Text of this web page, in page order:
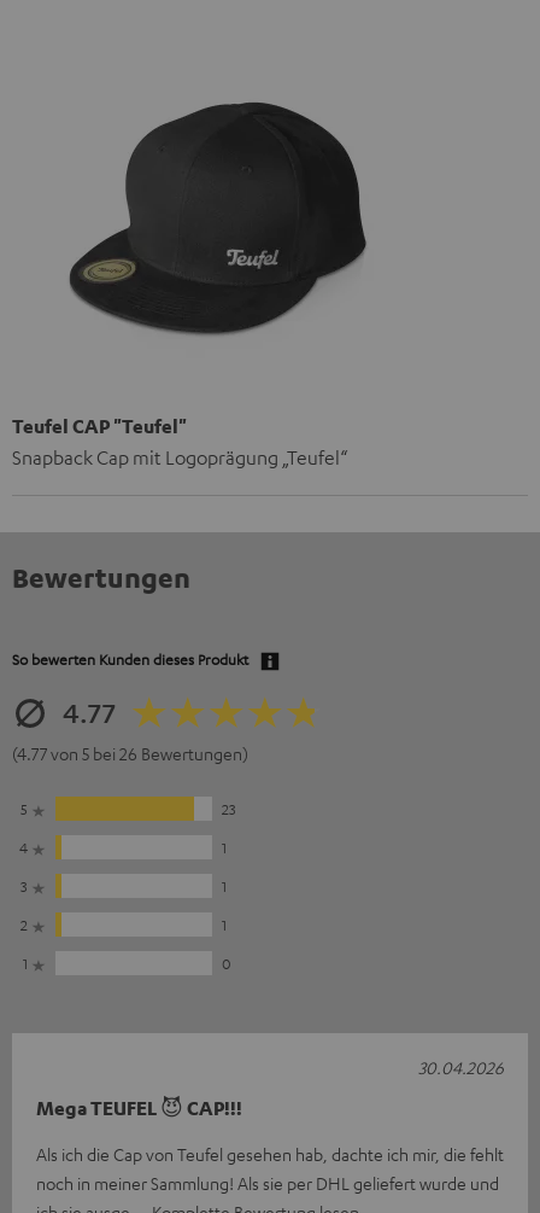
Teufel CAP "Teufel"
Snapback Cap mit Logoprägung „Teufel“
Bewertungen
So bewerten Kunden dieses Produkt
4.77
(4.77 von 5 bei 26 Bewertungen)
5
23
4
1
3
1
2
1
1
0
Mega TEUFEL 😈 CAP!!!
Als ich die Cap von Teufel gesehen hab, dachte ich mir, die fehlt
noch in meiner Sammlung! Als sie per DHL geliefert wurde und
30.04.2026